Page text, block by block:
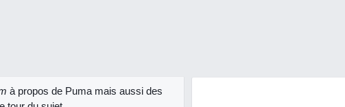
à propos de Puma mais aussi des